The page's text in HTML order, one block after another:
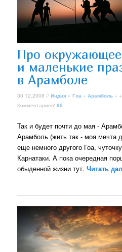
Про
и маленькие
в Арамболе
30.12.2008 //Индия »Гоа »Арамболь »
Комментариев:85
Так и будет почти до мая -
Арамболь (жить так - моя мечта
еще немного другого Гоа,
Карнатаки. А пока очередная
обыденной жизни тут.Читать